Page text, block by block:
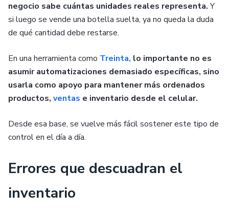
negocio sabe cuántas unidades reales representa.Y
si luego se vende una botella suelta, ya no queda la duda
de qué cantidad debe restarse.
En una herramienta como Treinta, lo importante no es
asumir automatizaciones demasiado específicas, sino
usarla como apoyo para mantener más ordenados
productos, ventas e inventario desde el celular.
Desde esa base, se vuelve más fácil sostener este tipo de
control en el día a día.
Errores que descuadran el
inventario